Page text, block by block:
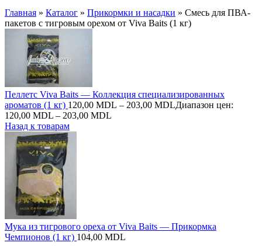
Главная » Каталог » Прикормки и насадки » Смесь для ПВА-
пакетов с тигровым орехом от Viva Baits (1 кг)
Пеллетс Viva Baits — Коллекция специализированных
ароматов (1 кг) 120,00 MDL – 203,00 MDLДиапазон цен:
120,00 MDL – 203,00 MDL
Назад к товарам
Мука из тигрового ореха от Viva Baits — Прикормка
Чемпионов (1 кг) 104,00 MDL